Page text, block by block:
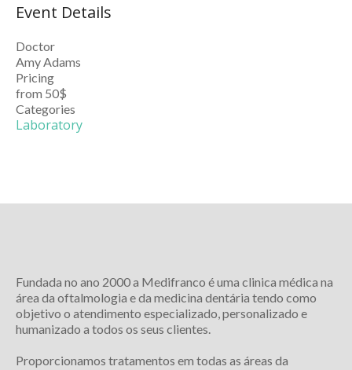
Event Details
Doctor
Amy Adams
Pricing
from 50$
Categories
Laboratory
Fundada no ano 2000 a Medifranco é uma clinica médica na
área da oftalmologia e da medicina dentária tendo como
objetivo o atendimento especializado, personalizado e
humanizado a todos os seus clientes.
Proporcionamos tratamentos em todas as áreas da